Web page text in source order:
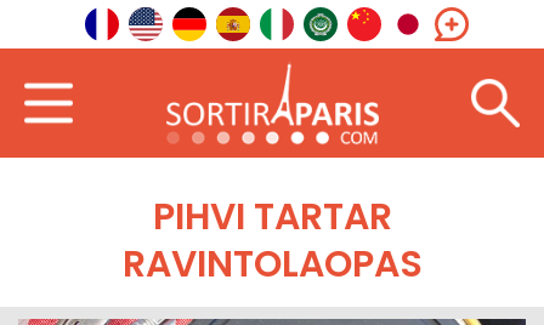
PIHVI TARTAR
RAVINTOLAOPAS